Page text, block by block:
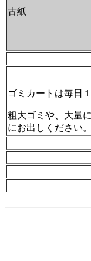
古紙
ゴミカートは毎日
粗大ゴミや、大量
にお出しください。